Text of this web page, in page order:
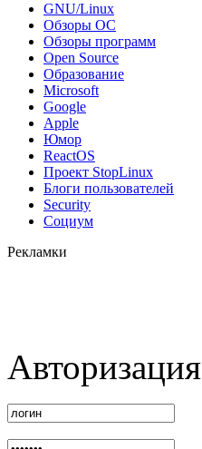
GNU/Linux
Обзоры ОС
Обзоры программ
Open Source
Образование
Microsoft
Google
Apple
Юмор
ReactOS
Проект StopLinux
Блоги пользователей
Security
Социум
Рекламки
Авторизация